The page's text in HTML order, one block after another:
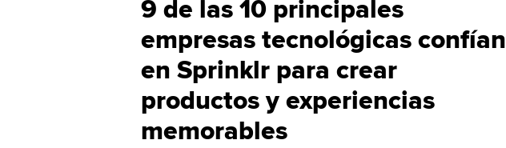
9 de las 10 principales
empresas tecnológicas confían
en Sprinklr para crear
productos y experiencias
memorables